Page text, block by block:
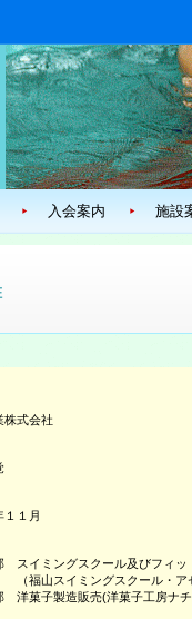
株式会社
１１月
スイミングスクール及びフィッ
イミングスクール・アセ
洋菓子製造販売(洋菓子工房ナ
入会案内 施設